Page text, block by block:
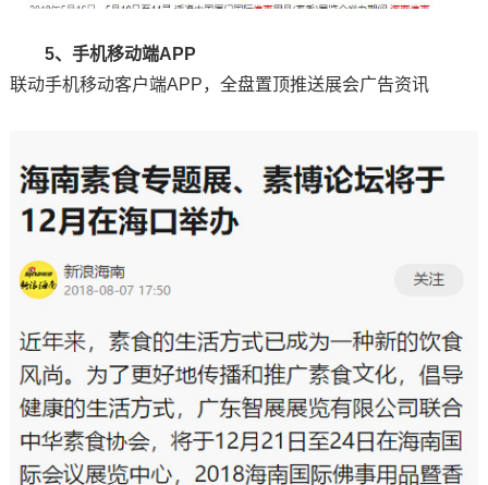
5、手机移动端APP
联动手机移动客户端APP，全盘置顶推送展会广告资讯